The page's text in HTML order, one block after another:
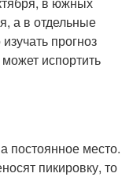
а в отдельные
прогноз
испортить
постоянное место.
пикировку, то